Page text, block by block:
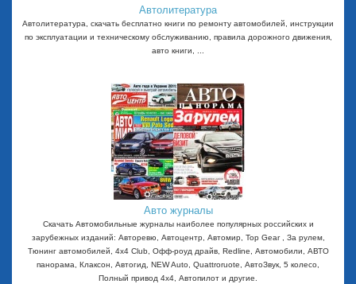
Автолитература
Автолитература, скачать бесплатно книги по ремонту автомобилей, инструкции
по эксплуатации и техническому обслуживанию, правила дорожного движения,
авто книги, ...
Авто журналы
Скачать Автомобильные журналы наиболее популярных российских и
зарубежных изданий: Авторевю, Автоцентр, Автомир, Top Gear , За рулем,
Тюнинг автомобилей, 4x4 Club, Офф-роуд драйв, Redline, Автомобили, АВТО
панорама, Клаксон, Автогид, NEW Auto, Quattroruote, АвтоЗвук, 5 колесо,
Полный привод 4х4, Автопилот и другие.